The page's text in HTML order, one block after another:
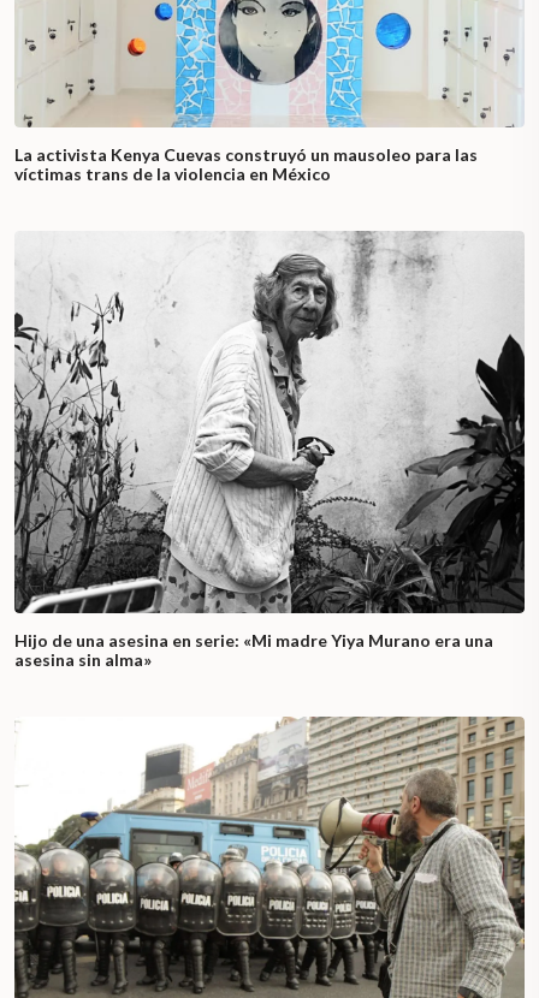
La activista Kenya Cuevas construyó un mausoleo para las
víctimas trans de la violencia en México
Hijo de una asesina en serie: «Mi madre Yiya Murano era una
asesina sin alma»